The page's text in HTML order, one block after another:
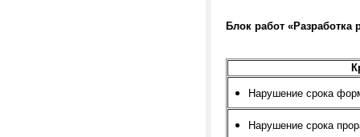
Блок работ «Разработка
Нарушение срока
Нарушение срока